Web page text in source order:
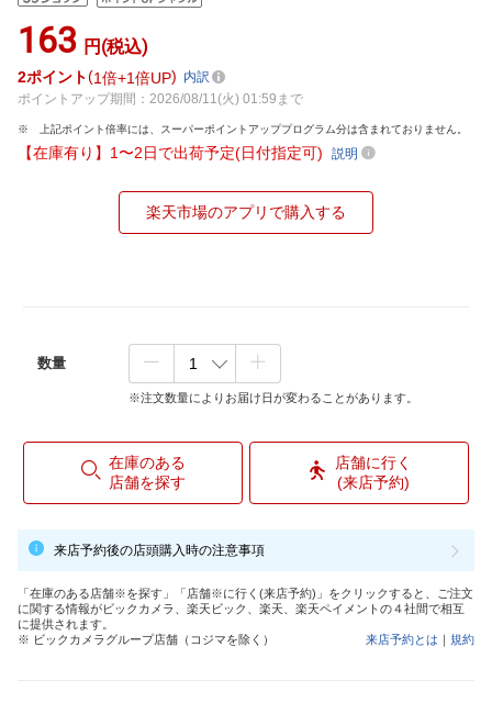
163 円(税込)
2ポイント 1倍 1倍UP
内訳
ポイントアップ期間：2026/08/11(火) 01:59まで
上記ポイント倍率には、スーパーポイントアッププログラム分は含まれておりません。
【在庫有り】1〜2日で出荷予定(日付指定可) 説明
楽天市場のアプリで購入する
数量
※注文数量によりお届け日が変わることがあります。
在庫のある
店舗を探す
店舗に行く
(来店予約)
来店予約後の店頭購入時の注意事項
「在庫のある店舗※を探す」「店舗※に行く(来店予約)」をクリックすると、ご注文
に関する情報がビックカメラ、楽天ビック、楽天、楽天ペイメントの４社間で相互
に提供されます。
※ ビックカメラグループ店舗（コジマを除く）
来店予約とは ｜ 規約